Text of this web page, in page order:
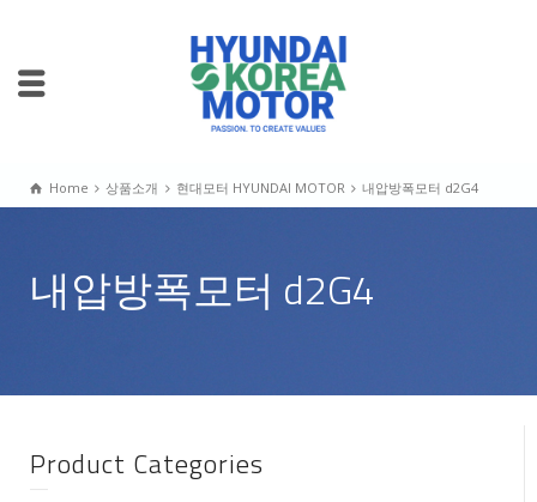
Home 상품소개 현대모터 HYUNDAI MOTOR 내압방폭모터 d2G4
내압방폭모터 d2G4
Product Categories